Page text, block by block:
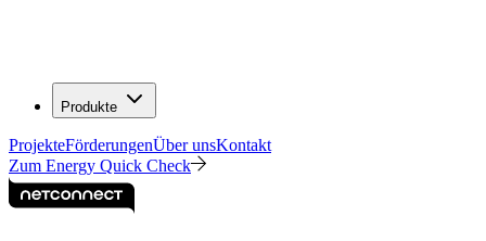
Produkte
ProjekteFörderungenÜber unsKontakt
Zum Energy Quick Check